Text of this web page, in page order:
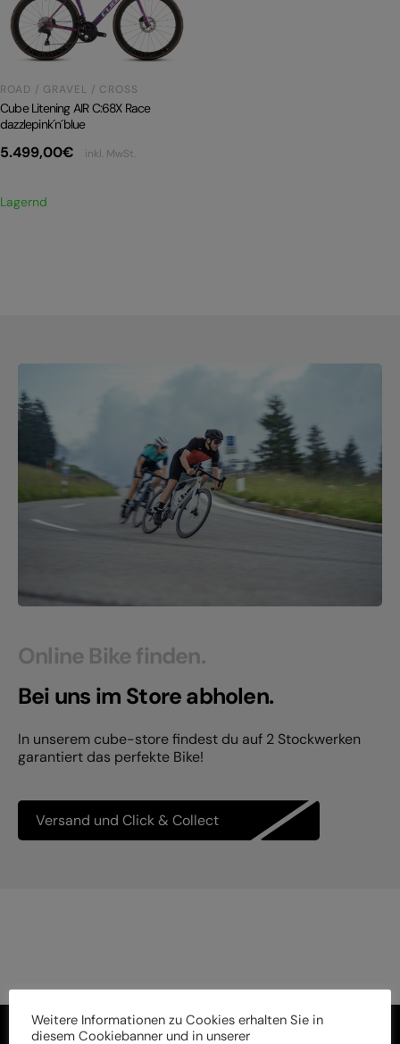
Alle entdecken
E-BIKE TOUR
PRODUKTRÜCKRUFE
ROAD / GRAVEL / CROSS
Cube Litening AIR C:68X Race
dazzlepink´n´blue
5.499,00€ inkl. MwSt.
Lagernd
Online Bike finden.
Bei uns im Store abholen.
In unserem cube-store findest du auf 2 Stockwerken
garantiert das perfekte Bike!
Versand und Click & Collect
Weitere Informationen zu Cookies erhalten Sie in
diesem Cookiebanner und in unserer